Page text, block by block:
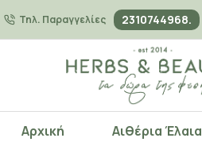
Τηλ. Παραγγελίες 2310744968.
Αρχική Αιθέρια Έλαια